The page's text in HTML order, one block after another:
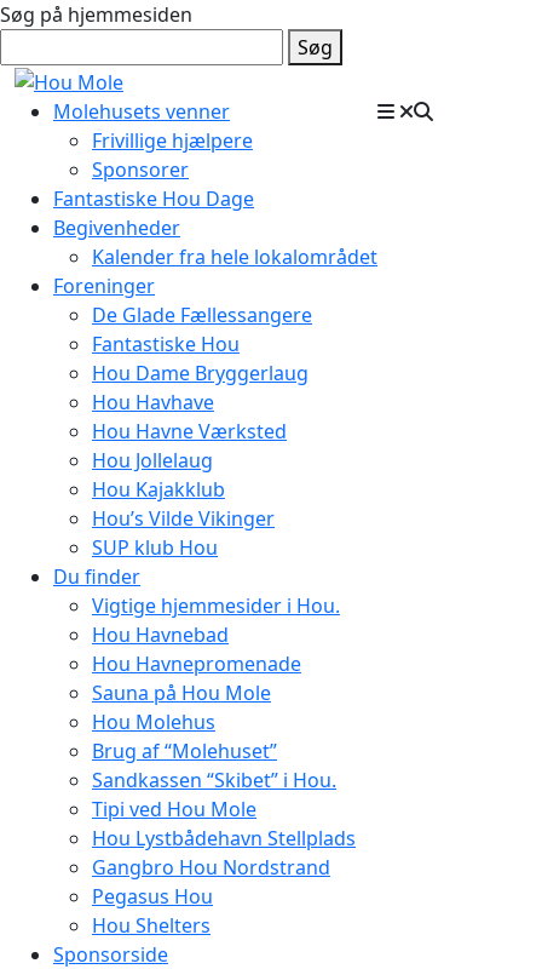
Søg på hjemmesiden
Søg
Molehusets venner
Frivillige hjælpere
Sponsorer
Fantastiske Hou Dage
Begivenheder
Kalender fra hele lokalområdet
Foreninger
De Glade Fællessangere
Fantastiske Hou
Hou Dame Bryggerlaug
Hou Havhave
Hou Havne Værksted
Hou Jollelaug
Hou Kajakklub
Hou’s Vilde Vikinger
SUP klub Hou
Du finder
Vigtige hjemmesider i Hou.
Hou Havnebad
Hou Havnepromenade
Sauna på Hou Mole
Hou Molehus
Brug af “Molehuset”
Sandkassen “Skibet” i Hou.
Tipi ved Hou Mole
Hou Lystbådehavn Stellplads
Gangbro Hou Nordstrand
Pegasus Hou
Hou Shelters
Sponsorside